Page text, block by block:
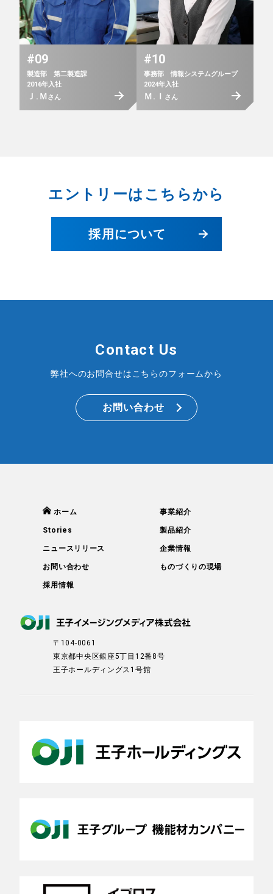
#09
製造部 第二製造課
2016年入社
Ｊ.Ｍ さん
#10
事務部 情報システムグループ
2024年入社
Ｍ.Ｉ さん
エントリーはこちらから
採用について
Contact Us
弊社へのお問合せはこちらのフォームから
お問い合わせ
〒104-0061
東京都中央区銀座5丁目12番8号
王子ホールディングス1号館
ホーム
Stories
ニュースリリース
お問い合わせ
採用情報
事業紹介
製品紹介
企業情報
ものづくりの現場